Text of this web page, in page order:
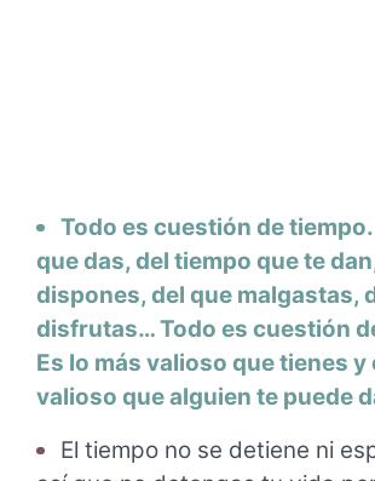
Todo es cuestión de
que das, del tiempo que te
dispones, del que malgastas,
disfrutas… Todo es cuestión
Es lo más valioso que tienes y
valioso que alguien te puede
El tiempo no se detiene ni